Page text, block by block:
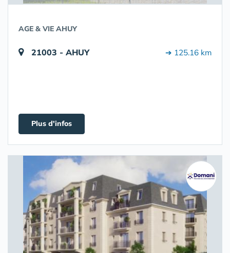
AGE & VIE AHUY
21003 - AHUY ➔ 125.16 km
Plus d'infos